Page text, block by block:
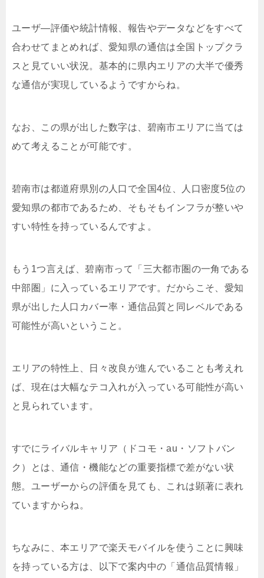
ユーザ―評価や統計情報、報告やデータなどをすべて
合わせてまとめれば、愛知県の通信は全国トップクラ
スと見ていい状況。基本的に県内エリアの大半で優秀
な通信が実現しているようですからね。
なお、この県が出した数字は、碧南市エリアに当ては
めて考えることが可能です。
碧南市は都道府県別の人口で全国4位、人口密度5位の
愛知県の都市であるため、そもそもインフラが整いや
すい特性を持っているんですよ。
もう1つ言えば、碧南市って「三大都市圏の一角である
中部圏」に入っているエリアです。だからこそ、愛知
県が出した人口カバー率・通信品質と同レベルである
可能性が高いということ。
エリアの特性上、日々改良が進んでいることも考えれ
ば、現在は大幅なテコ入れが入っている可能性が高い
と見られています。
すでにライバルキャリア（ドコモ・au・ソフトバン
ク）とは、通信・機能などの重要指標で差がない状
態。ユーザーからの評価を見ても、これは顕著に表れ
ていますからね。
ちなみに、本エリアで楽天モバイルを使うことに興味
を持っている方は、以下で案内中の「通信品質情報」